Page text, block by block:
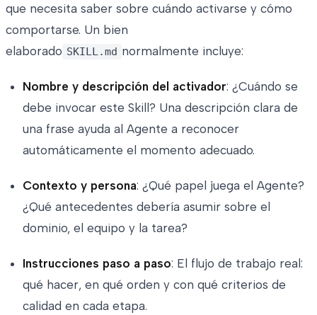
que necesita saber sobre cuándo activarse y cómo
comportarse. Un bien
elaborado SKILL.md normalmente incluye:
Nombre y descripción del activador: ¿Cuándo se
debe invocar este Skill? Una descripción clara de
una frase ayuda al Agente a reconocer
automáticamente el momento adecuado.
Contexto y persona: ¿Qué papel juega el Agente?
¿Qué antecedentes debería asumir sobre el
dominio, el equipo y la tarea?
Instrucciones paso a paso: El flujo de trabajo real:
qué hacer, en qué orden y con qué criterios de
calidad en cada etapa.